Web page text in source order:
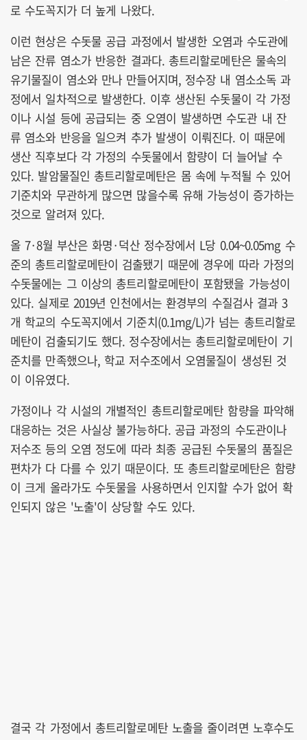
로 수도꼭지가 더 높게 나왔다.
이런 현상은 수돗물 공급 과정에서 발생한 오염과 수도관에
남은 잔류 염소가 반응한 결과다. 총트리할로메탄은 물속의
유기물질이 염소와 만나 만들어지며, 정수장 내 염소소독 과
정에서 일차적으로 발생한다. 이후 생산된 수돗물이 각 가정
이나 시설 등에 공급되는 중 오염이 발생하면 수도관 내 잔
류 염소와 반응을 일으켜 추가 발생이 이뤄진다. 이 때문에
생산 직후보다 각 가정의 수돗물에서 함량이 더 늘어날 수
있다. 발암물질인 총트리할로메탄은 몸 속에 누적될 수 있어
기준치와 무관하게 많으면 많을수록 유해 가능성이 증가하는
것으로 알려져 있다.
올 7·8월 부산은 화명·덕산 정수장에서 L당 0.04~0.05mg 수
준의 총트리할로메탄이 검출됐기 때문에 경우에 따라 가정의
수돗물에는 그 이상의 총트리할로메탄이 포함됐을 가능성이
있다. 실제로 2019년 인천에서는 환경부의 수질검사 결과 3
개 학교의 수도꼭지에서 기준치(0.1mg/L)가 넘는 총트리할로
메탄이 검출되기도 했다. 정수장에서는 총트리할로메탄이 기
준치를 만족했으나, 학교 저수조에서 오염물질이 생성된 것
이 이유였다.
가정이나 각 시설의 개별적인 총트리할로메탄 함량을 파악해
대응하는 것은 사실상 불가능하다. 공급 과정의 수도관이나
저수조 등의 오염 정도에 따라 최종 공급된 수돗물의 품질은
편차가 다 다를 수 있기 때문이다. 또 총트리할로메탄은 함량
이 크게 올라가도 수돗물을 사용하면서 인지할 수가 없어 확
인되지 않은 '노출'이 상당할 수도 있다.
결국 각 가정에서 총트리할로메탄 노출을 줄이려면 노후수도